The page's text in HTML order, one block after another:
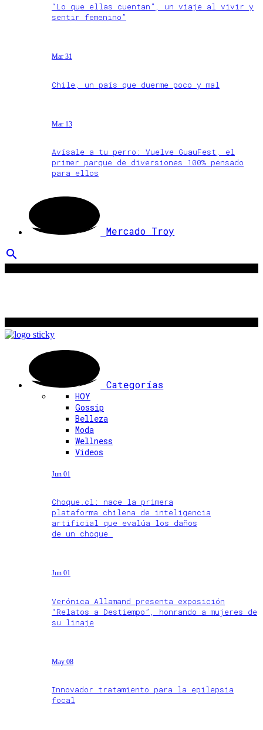
“Lo que ellas cuentan”, un viaje al vivir y
sentir femenino”
Mar 31
Chile, un país que duerme poco y mal
Mar 13
Avísale a tu perro: Vuelve GuauFest, el
primer parque de diversiones 100% pensado
para ellos
Mercado Troy
search
Categorías
HOY
Gossip
Belleza
Moda
Wellness
Videos
Jun 01
Choque.cl: nace la primera
plataforma chilena de inteligencia
artificial que evalúa los daños
de un choque
Jun 01
Verónica Allamand presenta exposición
“Relatos a Destiempo”, honrando a mujeres de
su linaje
May 08
Innovador tratamiento para la epilepsia
focal